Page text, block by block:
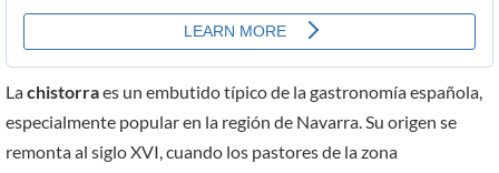
Lachistorraes un embutido típico de la gastronomía española,
especialmente popular en la región de Navarra. Su origen se
remonta al siglo XVI, cuando los pastores de la zona